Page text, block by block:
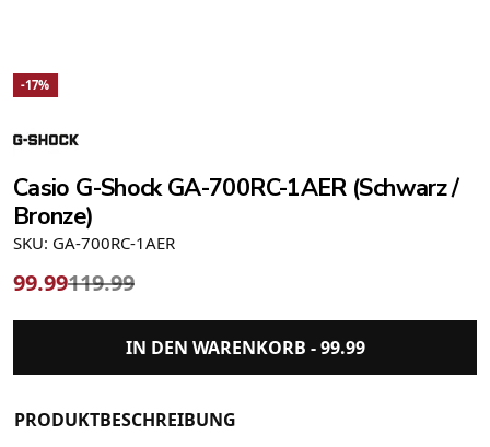
-17%
Casio G-Shock GA-700RC-1AER (Schwarz /
Bronze)
SKU: GA-700RC-1AER
99.99119.99
IN DEN WARENKORB -99.99
PRODUKTBESCHREIBUNG